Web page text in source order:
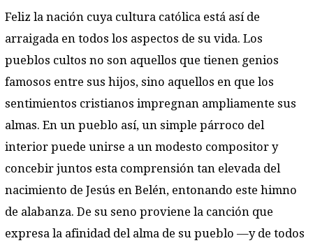
Feliz la nación cuya cultura católica está así de
arraigada en todos los aspectos de su vida. Los
pueblos cultos no son aquellos que tienen genios
famosos entre sus hijos, sino aquellos en que los
sentimientos cristianos impregnan ampliamente sus
almas. En un pueblo así, un simple párro­co del
interior puede unirse a un modesto compositor y
concebir juntos esta comprensión tan elevada del
nacimiento de Jesús en Belén, entonando este himno
de alabanza. De su seno proviene la canción que
expresa la afinidad del alma de su pueblo —y de todos